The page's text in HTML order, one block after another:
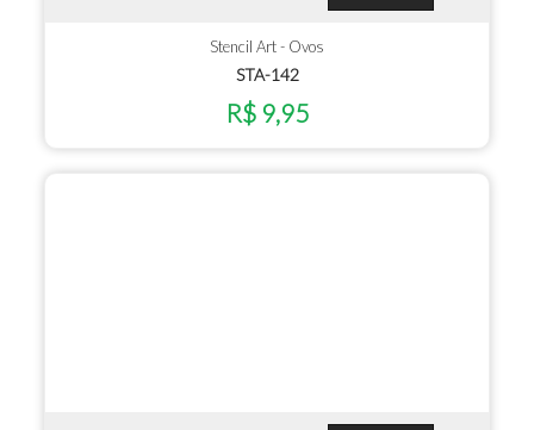
Stencil Art - Ovos
STA-142
R$ 9,95